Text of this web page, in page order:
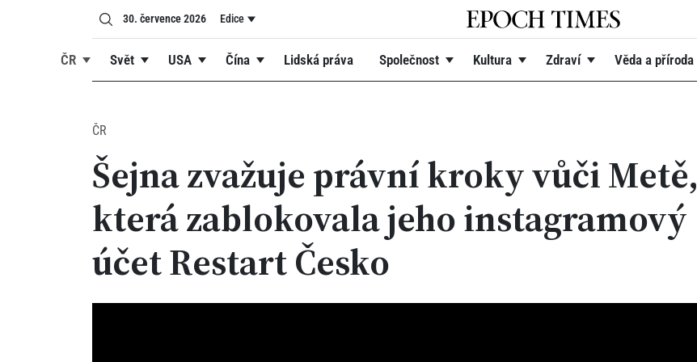
30. července 2026 Edice
ČR Svět USA Čína Lidská práva Společnost Kultura Zdraví Věda a příroda
ČR
Šejna zvažuje právní kroky vůči Metě,
která zablokovala jeho instagramový
účet Restart Česko